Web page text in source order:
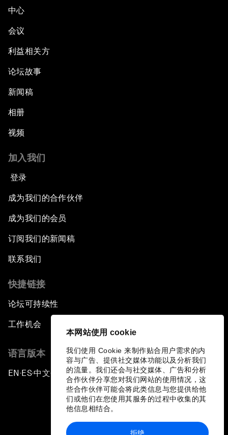
本网站使用 cookie
我们使用 Cookie 来制作贴合用户需求的内
容与广告、提供社交媒体功能以及分析我们
的流量。我们还会与社交媒体、广告和分析
合作伙伴分享您对我们网站的使用情况，这
些合作伙伴可能会将此类信息与您提供给他
们或他们在您使用其服务的过程中收集的其
他信息相结合。
拒绝
中心
会议
利益相关方
论坛故事
新闻稿
相册
视频
加入我们
登录
成为我们的合作伙伴
成为我们的会员
订阅我们的新闻稿
联系我们
快捷链接
论坛可持续性
工作机会
语言版本
EN ▪ ES▪中文▪ 日本語